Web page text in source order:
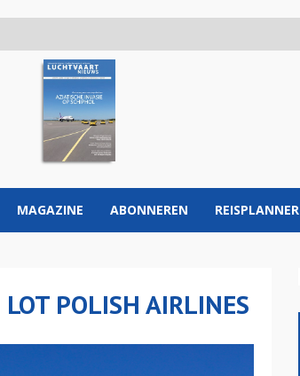
MAGAZINE ABONNEREN REISPLANNER
POLISH AIRLINES